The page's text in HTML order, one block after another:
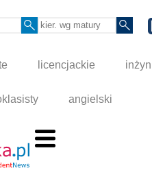
licencjackie
angielski